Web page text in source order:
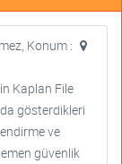
Konum :
Kaplan File
gösterdikleri
ve
güvenlik